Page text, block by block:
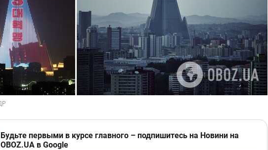
Будьте первыми в курсе главного – подпишитесь на Новини на
OBOZ.UA в Google